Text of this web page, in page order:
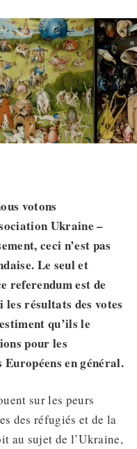
votons
Ukraine –
ceci n’est pas
Le seul et
referendum est de
résultats des votes
qu’ils le
pour les
en général.
sur les peurs
des réfugiés et de la
au sujet de l’Ukraine,